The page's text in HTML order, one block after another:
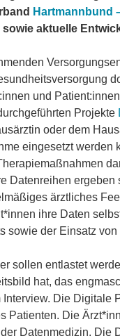
Hartmannbund
aktuelle
und
Projekte
oder dem
eingesetzt
Datenreihen
ärztliches
ihre Daten
sowie der Einsatz
sollen entlastet
hat, das
Interview. Die
Patienten. Die
Datenmedizin.